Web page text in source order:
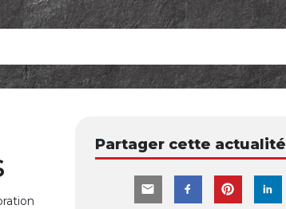
Partager cette actualité